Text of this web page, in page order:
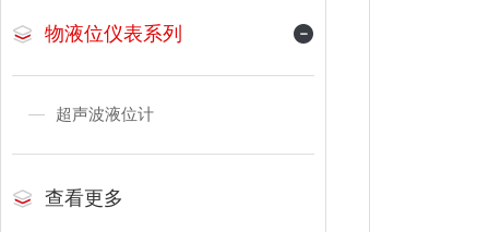
物液位仪表系列
超声波液位计
查看更多